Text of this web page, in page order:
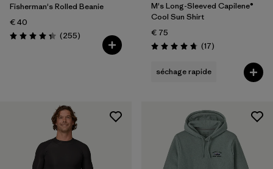
Fisherman's Rolled Beanie
€ 40
Évaluation: 4.3 / 5
(255Avis
)
M's Long-Sleeved Capilene®
Cool Sun Shirt
€ 75
Évaluation: 4.8 / 5
(17Avis
)
séchage rapide